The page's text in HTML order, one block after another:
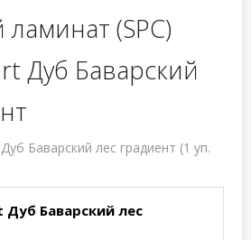
(SPC)
Дуб Баварский
Баварский лес градиент (1 уп.
Дуб Баварский лес